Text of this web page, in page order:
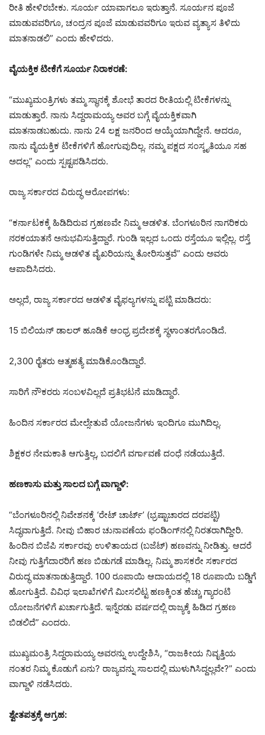
ರೀತಿ ಹೇಳಿರಬೇಕು. ಸೂರ್ಯ ಯಾವಾಗಲೂ ಇರುತ್ತಾನೆ. ಸೂರ್ಯನ ಪೂಜೆ
ಮಾಡುವವರಿಗೂ, ಚಂದ್ರನ ಪೂಜೆ ಮಾಡುವವರಿಗೂ ಇರುವ ವ್ಯತ್ಯಾಸ ತಿಳಿದು
ಮಾತನಾಡಲಿ” ಎಂದು ಹೇಳಿದರು.
ವೈಯಕ್ತಿಕ ಟೀಕೆಗೆ ಸೂರ್ಯ ನಿರಾಕರಣೆ:
“ಮುಖ್ಯಮಂತ್ರಿಗಳು ತಮ್ಮ ಸ್ಥಾನಕ್ಕೆ ಶೋಭೆ ತಾರದ ರೀತಿಯಲ್ಲಿ ಟೀಕೆಗಳನ್ನು
ಮಾಡುತ್ತಾರೆ. ನಾನು ಸಿದ್ದರಾಮಯ್ಯ ಅವರ ಬಗ್ಗೆ ವೈಯಕ್ತಿಕವಾಗಿ
ಮಾತನಾಡಬಹುದು. ನಾನು 24 ಲಕ್ಷ ಜನರಿಂದ ಆಯ್ಕೆಯಾಗಿದ್ದೇನೆ. ಆದರೂ,
ನಾನು ವೈಯಕ್ತಿಕ ಟೀಕೆಗಳಿಗೆ ಹೋಗುವುದಿಲ್ಲ. ನಮ್ಮ ಪಕ್ಷದ ಸಂಸ್ಕೃತಿಯೂ ಸಹ
ಅದಲ್ಲ” ಎಂದು ಸ್ಪಷ್ಟಪಡಿಸಿದರು.
ರಾಜ್ಯ ಸರ್ಕಾರದ ವಿರುದ್ಧ ಆರೋಪಗಳು:
“ಕರ್ನಾಟಕಕ್ಕೆ ಹಿಡಿದಿರುವ ಗ್ರಹಣವೇ ನಿಮ್ಮ ಆಡಳಿತ. ಬೆಂಗಳೂರಿನ ನಾಗರಿಕರು
ನರಕಯಾತನೆ ಅನುಭವಿಸುತ್ತಿದ್ದಾರೆ. ಗುಂಡಿ ಇಲ್ಲದ ಒಂದು ರಸ್ತೆಯೂ ಇಲ್ಲಿಲ್ಲ. ರಸ್ತೆ
ಗುಂಡಿಗಳೇ ನಿಮ್ಮ ಆಡಳಿತ ವೈಖರಿಯನ್ನು ತೋರಿಸುತ್ತವೆ” ಎಂದು ಅವರು
ಆಪಾದಿಸಿದರು.
ಅಲ್ಲದೆ, ರಾಜ್ಯ ಸರ್ಕಾರದ ಆಡಳಿತ ವೈಫಲ್ಯಗಳನ್ನು ಪಟ್ಟಿ ಮಾಡಿದರು:
15 ಬಿಲಿಯನ್ ಡಾಲರ್ ಹೂಡಿಕೆ ಆಂಧ್ರ ಪ್ರದೇಶಕ್ಕೆ ಸ್ಥಳಾಂತರಗೊಂಡಿದೆ.
2,300 ರೈತರು ಆತ್ಮಹತ್ಯೆ ಮಾಡಿಕೊಂಡಿದ್ದಾರೆ.
ಸಾರಿಗೆ ನೌಕರರು ಸಂಬಳವಿಲ್ಲದೆ ಪ್ರತಿಭಟನೆ ಮಾಡಿದ್ದಾರೆ.
ಹಿಂದಿನ ಸರ್ಕಾರದ ಮೇಲ್ಸೇತುವೆ ಯೋಜನೆಗಳು ಇಂದಿಗೂ ಮುಗಿದಿಲ್ಲ.
ಶಿಕ್ಷಕರ ನೇಮಕಾತಿ ಆಗುತ್ತಿಲ್ಲ, ಬದಲಿಗೆ ವರ್ಗಾವಣೆ ದಂಧೆ ನಡೆಯುತ್ತಿದೆ.
ಹಣಕಾಸು ಮತ್ತು ಸಾಲದ ಬಗ್ಗೆ ವಾಗ್ದಾಳಿ:
“ಬೆಂಗಳೂರಿನಲ್ಲಿ ನಿವೇಶನಕ್ಕೆ ‘ರೇಟ್ ಚಾರ್ಟ್’ (ಭ್ರಷ್ಟಾಚಾರದ ದರಪಟ್ಟಿ)
ಸಿದ್ಧವಾಗುತ್ತಿದೆ. ನೀವು ಬಿಹಾರ ಚುನಾವಣೆಯ ಫಂಡಿಂಗ್‌ನಲ್ಲಿ ನಿರತರಾಗಿದ್ದೀರಿ.
ಹಿಂದಿನ ಬಿಜೆಪಿ ಸರ್ಕಾರವು ಉಳಿತಾಯದ (ಬಜೆಟ್‌) ಹಣವನ್ನು ನೀಡಿತ್ತು. ಆದರೆ
ನೀವು ಗುತ್ತಿಗೆದಾರರಿಗೆ ಹಣ ಬಿಡುಗಡೆ ಮಾಡಿಲ್ಲ. ನಿಮ್ಮ ಶಾಸಕರೇ ಸರ್ಕಾರದ
ವಿರುದ್ಧ ಮಾತನಾಡುತ್ತಿದ್ದಾರೆ. 100 ರೂಪಾಯಿ ಆದಾಯದಲ್ಲಿ 18 ರೂಪಾಯಿ ಬಡ್ಡಿಗೆ
ಹೋಗುತ್ತಿದೆ. ವಿವಿಧ ಇಲಾಖೆಗಳಿಗೆ ಮೀಸಲಿಟ್ಟ ಹಣಕ್ಕಿಂತ ಹೆಚ್ಚು ಗ್ಯಾರಂಟಿ
ಯೋಜನೆಗಳಿಗೆ ಖರ್ಚಾಗುತ್ತಿದೆ. ಇನ್ನೆರಡು ವರ್ಷದಲ್ಲಿ ರಾಜ್ಯಕ್ಕೆ ಹಿಡಿದ ಗ್ರಹಣ
ಬಿಡಲಿದೆ” ಎಂದರು.
ಮುಖ್ಯಮಂತ್ರಿ ಸಿದ್ದರಾಮಯ್ಯ ಅವರನ್ನು ಉದ್ದೇಶಿಸಿ, “ರಾಜಕೀಯ ನಿವೃತ್ತಿಯ
ನಂತರ ನಿಮ್ಮ ಕೊಡುಗೆ ಏನು? ರಾಜ್ಯವನ್ನು ಸಾಲದಲ್ಲಿ ಮುಳುಗಿಸಿದ್ದಲ್ಲವೇ?” ಎಂದು
ವಾಗ್ದಾಳಿ ನಡೆಸಿದರು.
ಶ್ವೇತಪತ್ರಕ್ಕೆ ಆಗ್ರಹ: